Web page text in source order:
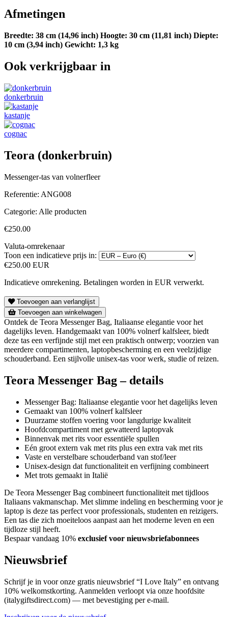
Afmetingen
Breedte: 38 cm (14,96 inch) Hoogte: 30 cm (11,81 inch) Diepte:
10 cm (3,94 inch) Gewicht: 1,3 kg
Ook verkrijgbaar in
donkerbruin
kastanje
cognac
Teora (donkerbruin)
Messenger-tas van volnerfleer
Referentie: ANG008
Categorie: Alle producten
€250.00
Valuta-omrekenaar
Toon een indicatieve prijs in:
€250.00 EUR
Indicatieve omrekening. Betalingen worden in EUR verwerkt.
Toevoegen aan verlanglijst
Toevoegen aan winkelwagen
Ontdek de Teora Messenger Bag, Italiaanse elegantie voor het
dagelijks leven. Handgemaakt van 100% volnerf kalfsleer, biedt
deze tas een verfijnde stijl met een praktisch ontwerp; voorzien van
meerdere compartimenten, laptopbescherming en een veelzijdige
schouderband. Een stijlvolle unisex-tas voor werk, studie of reizen.
Teora Messenger Bag – details
Messenger Bag: Italiaanse elegantie voor het dagelijks leven
Gemaakt van 100% volnerf kalfsleer
Duurzame stoffen voering voor langdurige kwaliteit
Hoofdcompartiment met gewatteerd laptopvak
Binnenvak met rits voor essentiële spullen
Eén groot extern vak met rits plus een extra vak met rits
Vaste en verstelbare schouderband van stof/leer
Unisex-design dat functionaliteit en verfijning combineert
Met trots gemaakt in Italië
De Teora Messenger Bag combineert functionaliteit met tijdloos
Italiaans vakmanschap. Met slimme indeling en bescherming voor je
laptop is deze tas perfect voor professionals, studenten en reizigers.
Een tas die zich moeiteloos aanpast aan het moderne leven en een
tijdloze stijl heeft.
Bespaar vandaag 10% exclusief voor nieuwsbriefabonnees
Nieuwsbrief
Schrijf je in voor onze gratis nieuwsbrief “I Love Italy” en ontvang
10% welkomstkorting. Aanmelden verloopt via onze hoofdsite
(italygiftsdirect.com) — met bevestiging per e-mail.